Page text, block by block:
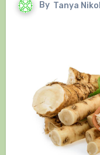
By Tanya